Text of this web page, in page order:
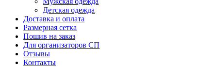
Детская одежда
Доставка и оплата
Размерная сетка
Пошив на заказ
Для организаторов СП
Отзывы
Контакты